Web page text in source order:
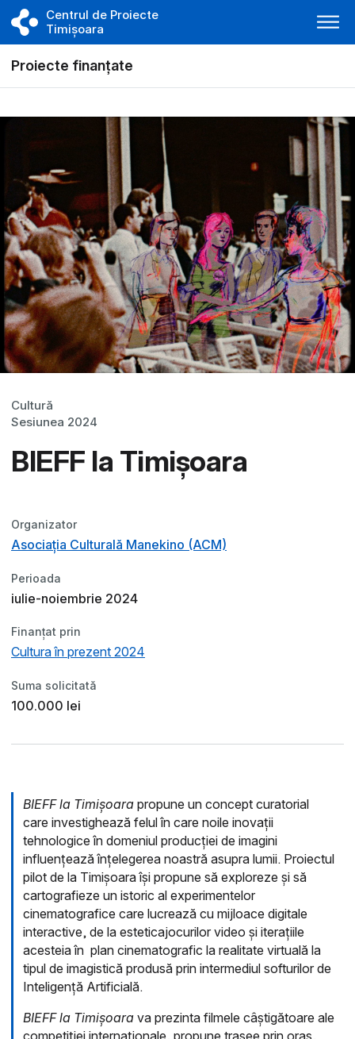
Centrul de Proiecte
Timișoara
Proiecte finanțate
Cultură
Sesiunea 2024
BIEFF la Timișoara
Organizator
Asociaţia Culturală Manekino (ACM)
Perioada
iulie-noiembrie 2024
Finanțat prin
Cultura în prezent 2024
Suma solicitată
100.000 lei
BIEFF la Timișoara propune un concept curatorial
care investighează felul în care noile inovații
tehnologice în domeniul producției de imagini
influențează înțelegerea noastră asupra lumii. Proiectul
pilot de la Timișoara își propune să exploreze și să
cartografieze un istoric al experimentelor
cinematografice care lucrează cu mijloace digitale
interactive, de la esteticajocurilor video și iterațiile
acesteia în plan cinematografic la realitate virtuală la
tipul de imagistică produsă prin intermediul softurilor de
Inteligență Artificială.
BIEFF la Timișoara va prezinta filmele câștigătoare ale